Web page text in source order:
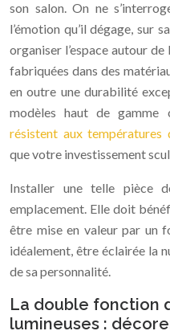
son salon. On ne
l’émotion qu’il dégage, sur
organiser l’espace autour
fabriquées dans des
en outre une durabilité
modèles haut de gamme
résistent aux températures
que votre investissement
Installer une telle pièce
emplacement. Elle doit
être mise en valeur par un
idéalement, être éclairée la
de sa personnalité.
La double fonction
lumineuses :